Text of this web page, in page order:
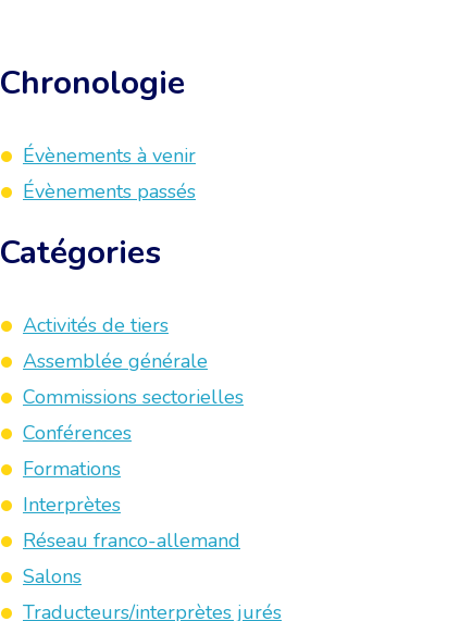
Chronologie
Évènements à venir
Évènements passés
Catégories
Activités de tiers
Assemblée générale
Commissions sectorielles
Conférences
Formations
Interprètes
Réseau franco-allemand
Salons
Traducteurs/interprètes jurés